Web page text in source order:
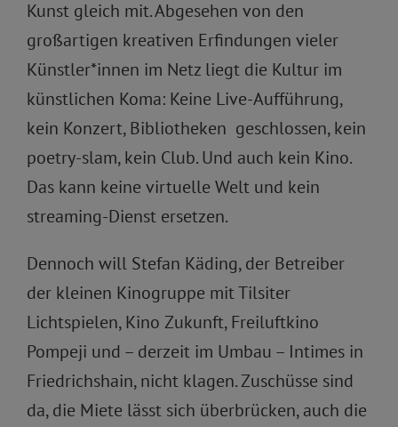
Kunst gleich mit. Abgesehen von den
großartigen kreativen Erfindungen vieler
Künstler*innen im Netz liegt die Kultur im
künstlichen Koma: Keine Live-Aufführung,
kein Konzert, Bibliotheken geschlossen, kein
poetry-slam, kein Club. Und auch kein Kino.
Das kann keine virtuelle Welt und kein
streaming-Dienst ersetzen.
Dennoch will Stefan Käding, der Betreiber
der kleinen Kinogruppe mit Tilsiter
Lichtspielen, Kino Zukunft, Freiluftkino
Pompeji und – derzeit im Umbau – Intimes in
Friedrichshain, nicht klagen. Zuschüsse sind
da, die Miete lässt sich überbrücken, auch die